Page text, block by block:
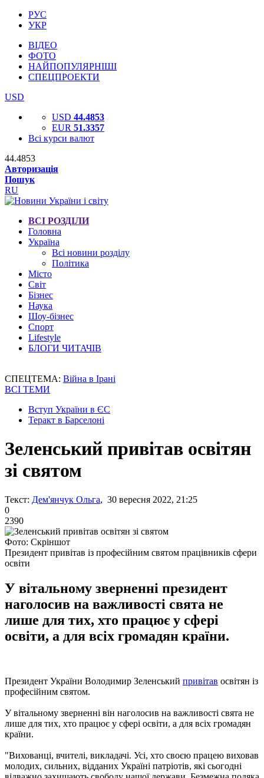
РУС
УКР
ВІДЕО
ФОТО
НАЙПОПУЛЯРНІШІ
СПЕЦПРОЕКТИ
USD
USD 44.4853
EUR 51.3357
Всі курси валют
44.4853
Авторизація
Пошук
RU
ВСІ РОЗДІЛИ
Головна
Україна
Всі новини розділу
Політика
Місто
Світ
Бізнес
Наука
Шоу-бізнес
Спорт
Lifestyle
БЛОГИ ЧИТАЧІВ
СПЕЦТЕМА: Війна в Ірані
ВСІ ТЕМИ
Вступ України в ЄС
Теракт в Барселоні
Зеленський привітав освітян
зі святом
Текст: Дем'янчук Ольга, 30 вересня 2022, 21:25
0
2390
Фото: Скріншот
Президент привітав із професійним святом працівників сфери
освіти
У вітальному зверненні президент
наголосив на важливості свята не
лише для тих, хто працює у сфері
освіти, а для всіх громадян країни.
Президент України Володимир Зеленський привітав освітян із
професійним святом.
У вітальному зверненні він наголосив на важливості свята не
лише для тих, хто працює у сфері освіти, а для всіх громадян
країни.
"Вихованці, вчителі, викладачі. Усі, хто своєю працею виховав
молодих, сильних, відданих Україні патріотів, які сьогодні